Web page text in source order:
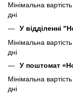
Мінімальна
дні
У відділенні
Мінімальна
дні
У поштомат
Мінімальна
дні